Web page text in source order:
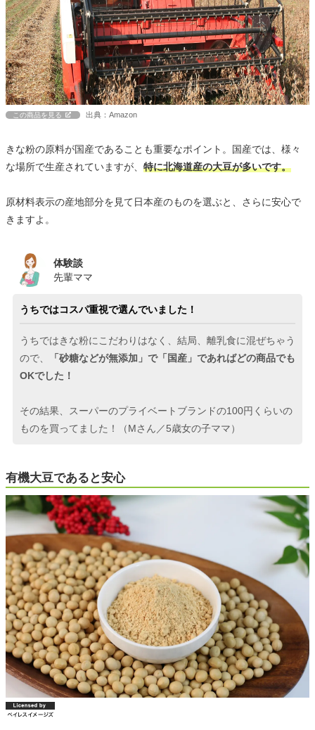
この商品を見る 出典：Amazon
きな粉の原料が国産であることも重要なポイント。国産では、様々
な場所で生産されていますが、 特に北海道産の大豆が多いです。
原材料表示の産地部分を見て日本産のものを選ぶと、さらに安心で
きますよ。
体験談
先輩ママ
うちではコスパ重視で選んでいました！
うちではきな粉にこだわりはなく、結局、離乳食に混ぜちゃう
ので、
「砂糖などが無添加」で「国産」であればどの商品でも
OKでした！
その結果、スーパーのプライベートブランドの100円くらいの
ものを買ってました！（Mさん／5歳女の子ママ）
有機大豆であると安心